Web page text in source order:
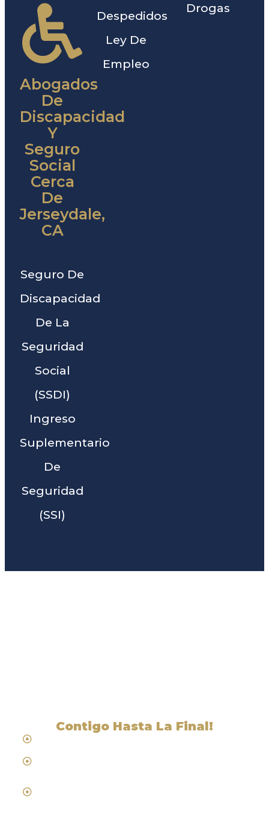
Abogados
De
Discapacidad
Y
Seguro
Social
Cerca
De
Jerseydale,
CA
Seguro De
Discapacidad
De La
Seguridad
Social
(SSDI)
Ingreso
Suplementario
De
Seguridad
(SSI)
Despedidos
Ley De
Empleo
Drogas
Contigo Hasta La Final!